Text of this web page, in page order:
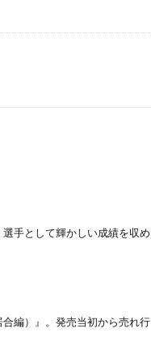
手として輝かしい成績を収め
編）』。発売当初から売れ行